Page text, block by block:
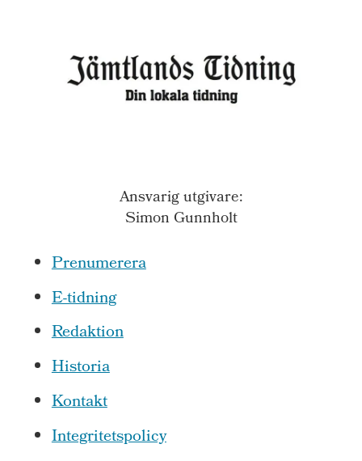
Ansvarig utgivare:
Simon Gunnholt
Prenumerera
E-tidning
Redaktion
Historia
Kontakt
Integritetspolicy